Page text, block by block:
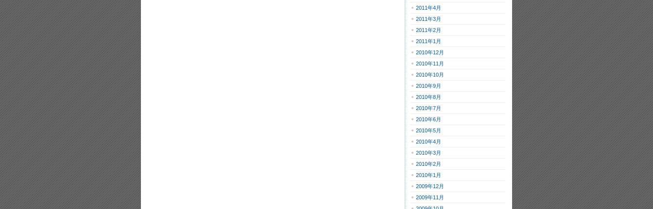
2011年4月
2011年3月
2011年2月
2011年1月
2010年12月
2010年11月
2010年10月
2010年9月
2010年8月
2010年7月
2010年6月
2010年5月
2010年4月
2010年3月
2010年2月
2010年1月
2009年12月
2009年11月